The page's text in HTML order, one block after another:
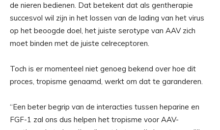
de nieren bedienen. Dat betekent dat als gentherapie
succesvol wil zijn in het lossen van de lading van het virus
op het beoogde doel, het juiste serotype van AAV zich
moet binden met de juiste celreceptoren.
Toch is er momenteel niet genoeg bekend over hoe dit
proces, tropisme genaamd, werkt om dat te garanderen.
“Een beter begrip van de interacties tussen heparine en
FGF-1 zal ons dus helpen het tropisme voor AAV-